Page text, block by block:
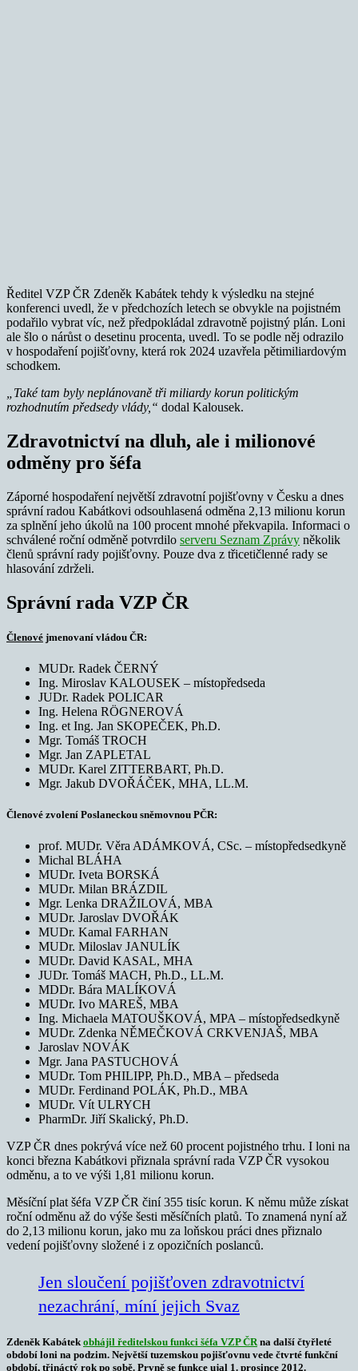
Ředitel VZP ČR Zdeněk Kabátek tehdy k výsledku na stejné
konferenci uvedl, že v předchozích letech se obvykle na pojistném
podařilo vybrat víc, než předpokládal zdravotně pojistný plán. Loni
ale šlo o nárůst o desetinu procenta, uvedl. To se podle něj odrazilo
v hospodaření pojišťovny, která rok 2024 uzavřela pětimiliardovým
schodkem.
„Také tam byly neplánovaně tři miliardy korun politickým
rozhodnutím předsedy vlády,“ dodal Kalousek.
Zdravotnictví na dluh, ale i milionové
odměny pro šéfa
Záporné hospodaření největší zdravotní pojišťovny v Česku a dnes
správní radou Kabátkovi odsouhlasená odměna 2,13 milionu korun
za splnění jeho úkolů na 100 procent mnohé překvapila. Informaci o
schválené roční odměně potvrdilo serveru Seznam Zprávy několik
členů správní rady pojišťovny. Pouze dva z třicetičlenné rady se
hlasování zdrželi.
Správní rada VZP ČR
Členové jmenovaní vládou ČR:
MUDr. Radek ČERNÝ
Ing. Miroslav KALOUSEK – místopředseda
JUDr. Radek POLICAR
Ing. Helena RÖGNEROVÁ
Ing. et Ing. Jan SKOPEČEK, Ph.D.
Mgr. Tomáš TROCH
Mgr. Jan ZAPLETAL
MUDr. Karel ZITTERBART, Ph.D.
Mgr. Jakub DVOŘÁČEK, MHA, LL.M.
Členové zvolení Poslaneckou sněmovnou PČR:
prof. MUDr. Věra ADÁMKOVÁ, CSc. – místopředsedkyně
Michal BLÁHA
MUDr. Iveta BORSKÁ
MUDr. Milan BRÁZDIL
Mgr. Lenka DRAŽILOVÁ, MBA
MUDr. Jaroslav DVOŘÁK
MUDr. Kamal FARHAN
MUDr. Miloslav JANULÍK
MUDr. David KASAL, MHA
JUDr. Tomáš MACH, Ph.D., LL.M.
MDDr. Bára MALÍKOVÁ
MUDr. Ivo MAREŠ, MBA
Ing. Michaela MATOUŠKOVÁ, MPA – místopředsedkyně
MUDr. Zdenka NĚMEČKOVÁ CRKVENJAŠ, MBA
Jaroslav NOVÁK
Mgr. Jana PASTUCHOVÁ
MUDr. Tom PHILIPP, Ph.D., MBA – předseda
MUDr. Ferdinand POLÁK, Ph.D., MBA
MUDr. Vít ULRYCH
PharmDr. Jiří Skalický, Ph.D.
VZP ČR dnes pokrývá více než 60 procent pojistného trhu. I loni na
konci března Kabátkovi přiznala správní rada VZP ČR vysokou
odměnu, a to ve výši 1,81 milionu korun.
Měsíční plat šéfa VZP ČR činí 355 tisíc korun. K němu může získat
roční odměnu až do výše šesti měsíčních platů. To znamená nyní až
do 2,13 milionu korun, jako mu za loňskou práci dnes přiznalo
vedení pojišťovny složené i z opozičních poslanců.
Jen sloučení pojišťoven zdravotnictví
nezachrání, míní jejich Svaz
Zdeněk Kabátek obhájil ředitelskou funkci šéfa VZP ČRna další čtyřleté
období loni na podzim. Největší tuzemskou pojišťovnu vede čtvrté funkční
období, třináctý rok po sobě. Prvně se funkce ujal 1. prosince 2012.